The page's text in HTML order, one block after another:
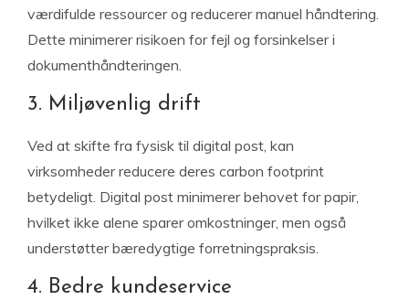
værdifulde ressourcer og reducerer manuel håndtering.
Dette minimerer risikoen for fejl og forsinkelser i
dokumenthåndteringen.
3. Miljøvenlig drift
Ved at skifte fra fysisk til digital post, kan
virksomheder reducere deres carbon footprint
betydeligt. Digital post minimerer behovet for papir,
hvilket ikke alene sparer omkostninger, men også
understøtter bæredygtige forretningspraksis.
4. Bedre kundeservice